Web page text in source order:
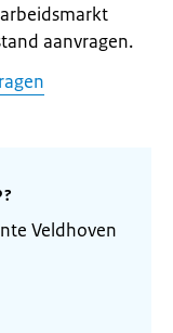
aanvragen.
Veldhoven